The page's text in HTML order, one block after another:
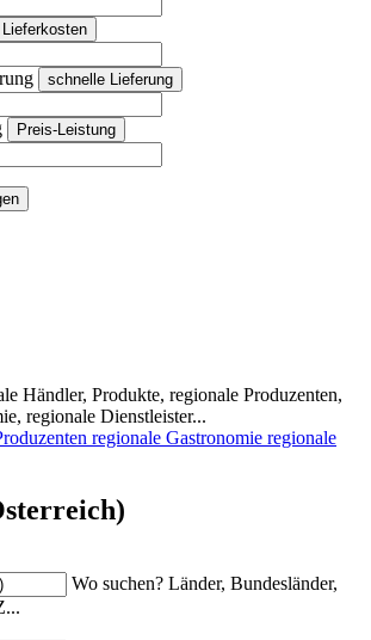
Lieferkosten
schnelle Lieferung
Preis-Leistung
Händler, Produkte, regionale Produzenten,
regionale Dienstleister...
regionale Gastronomie regionale
Wo suchen? Länder, Bundesländer,